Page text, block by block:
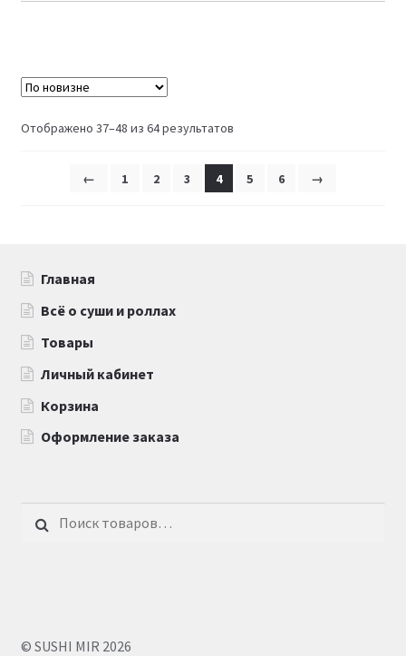
Отображено 37–48 из 64 результатов
← 1 2 3 4 5 6 →
Главная
Всё о суши и роллах
Товары
Личный кабинет
Корзина
Оформление заказа
© SUSHI MIR 2026